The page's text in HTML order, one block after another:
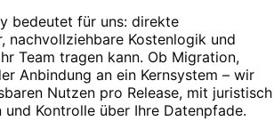
bedeutet für uns: direkte
nachvollziehbare Kostenlogik und
Team tragen kann. Ob Migration,
Anbindung an ein Kernsystem – wir
Nutzen pro Release, mit juristisch
und Kontrolle über Ihre Datenpfade.